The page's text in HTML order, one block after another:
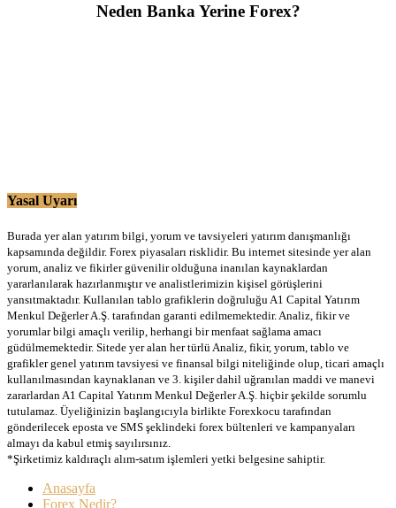
Neden Banka Yerine Forex?
Yasal Uyarı
Burada yer alan yatırım bilgi, yorum ve tavsiyeleri yatırım danışmanlığı
kapsamında değildir. Forex piyasaları risklidir. Bu internet sitesinde yer alan
yorum, analiz ve fikirler güvenilir olduğuna inanılan kaynaklardan
yararlanılarak hazırlanmıştır ve analistlerimizin kişisel görüşlerini
yansıtmaktadır. Kullanılan tablo grafiklerin doğruluğu A1 Capital Yatırım
Menkul Değerler A.Ş. tarafından garanti edilmemektedir. Analiz, fikir ve
yorumlar bilgi amaçlı verilip, herhangi bir menfaat sağlama amacı
güdülmemektedir. Sitede yer alan her türlü Analiz, fikir, yorum, tablo ve
grafikler genel yatırım tavsiyesi ve finansal bilgi niteliğinde olup, ticari amaçlı
kullanılmasından kaynaklanan ve 3. kişiler dahil uğranılan maddi ve manevi
zararlardan A1 Capital Yatırım Menkul Değerler A.Ş. hiçbir şekilde sorumlu
tutulamaz. Üyeliğinizin başlangıcıyla birlikte Forexkocu tarafından
gönderilecek eposta ve SMS şeklindeki forex bültenleri ve kampanyaları
almayı da kabul etmiş sayılırsınız.
*Şirketimiz kaldıraçlı alım-satım işlemleri yetki belgesine sahiptir.
Anasayfa
Forex Nedir?